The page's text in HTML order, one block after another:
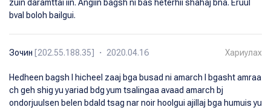
zuin daramttai iin. Angiin bagsh ni bas heterhii shahaj bna. Eruul
bval boloh bailgui.
Зочин [202.55.188.35] ・ 2020.04.16 Хариулах
Hedheen bagsh l hicheel zaaj bga busad ni amarch l bgasht amraa
ch geh shig yu yariad bdg yum tsalingaa avaad amarch bj
ondorjuulsen belen bdald tsag nar noir hoolgui ajillaj bga humuis yu